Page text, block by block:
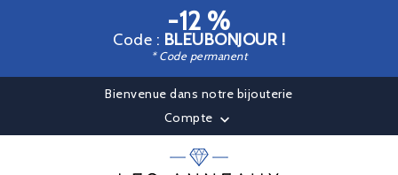
-12 %
Code : BLEUBONJOUR !
* Code permanent
Bienvenue dans notre bijouterie
Compte 